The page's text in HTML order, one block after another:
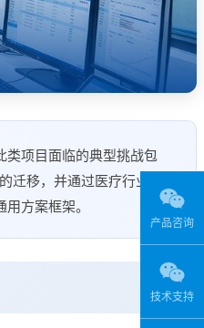
类项目面临的典型挑战包
迁移，并通过医疗行业等
方案框架。
产品咨询
技术支持